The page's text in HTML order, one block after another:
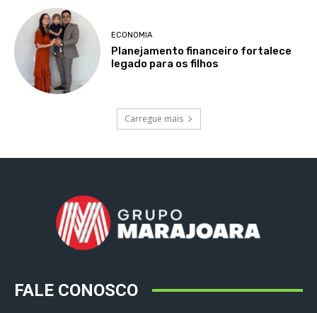
ECONOMIA
Planejamento financeiro fortalece
legado para os filhos
Carregue mais
FALE CONOSCO